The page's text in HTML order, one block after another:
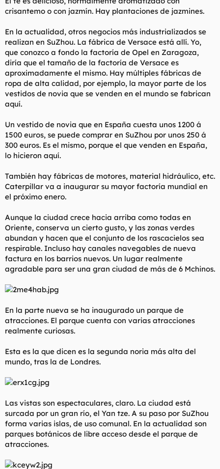
crisantemo o con jazmín. Hay plantaciones de jazmines.
En la actualidad, otros negocios más industrializados se
realizan en SuZhou. La fábrica de Versace está allí. Yo,
que conozco a fondo la factoría de Opel en Zaragoza,
diría que el tamaño de la factoría de Versace es
aproximadamente el mismo. Hay múltiples fábricas de
ropa de alta calidad, por ejemplo, la mayor parte de los
vestidos de novia que se venden en el mundo se fabrican
aquí.
Un vestido de novia que en España cuesta unos 1200 á
1500 euros, se puede comprar en SuZhou por unos 250 á
300 euros. Es el mismo, porque el que venden en España,
lo hicieron aquí.
También hay fábricas de motores, material hidráulico, etc.
Caterpillar va a inaugurar su mayor factoría mundial en
el próximo enero.
Aunque la ciudad crece hacia arriba como todas en
Oriente, conserva un cierto gusto, y las zonas verdes
abundan y hacen que el conjunto de los rascacielos sea
respirable. Incluso hay canales navegables de nueva
factura en los barrios nuevos. Un lugar realmente
agradable para ser una gran ciudad de más de 6 Mchinos.
En la parte nueva se ha inaugurado un parque de
atracciones. El parque cuenta con varias atracciones
realmente curiosas.
Esta es la que dicen es la segunda noria más alta del
mundo, tras la de Londres.
Las vistas son espectaculares, claro. La ciudad está
surcada por un gran río, el Yan tze. A su paso por SuZhou
forma varias islas, de uso comunal. En la actualidad son
parques botánicos de libre acceso desde el parque de
atracciones.